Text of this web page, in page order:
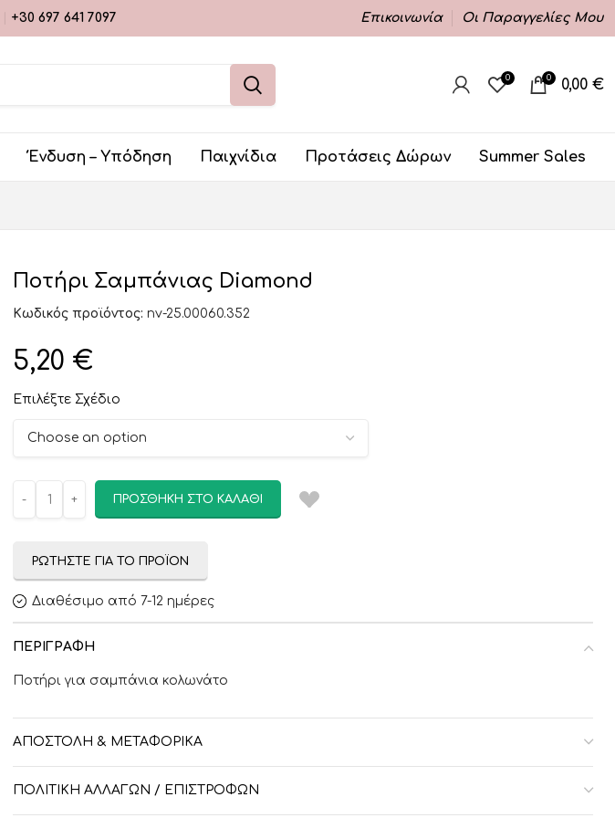
+30 697 641 7097 Επικοινωνία Οι Παραγγελίες Μου
0 0 0,00 €
Ένδυση – Υπόδηση Παιχνίδια Προτάσεις Δώρων Summer Sales
Ποτήρι Σαμπάνιας Diamond
Κωδικός προϊόντος: nv-25.00060.352
5,20 €
Επιλέξτε Σχέδιο
ΠΡΟΣΘΉΚΗ ΣΤΟ ΚΑΛΆΘΙ
ΡΩΤΉΣΤΕ ΓΙΑ ΤΟ ΠΡΟΪΌΝ
Διαθέσιμο από 7-12 ημέρες
ΠΕΡΙΓΡΑΦΉ
Ποτήρι για σαμπάνια κολωνάτο
ΑΠΟΣΤΟΛΉ & ΜΕΤΑΦΟΡΙΚΆ
ΠΟΛΙΤΙΚΉ ΑΛΛΑΓΏΝ / ΕΠΙΣΤΡΟΦΏΝ